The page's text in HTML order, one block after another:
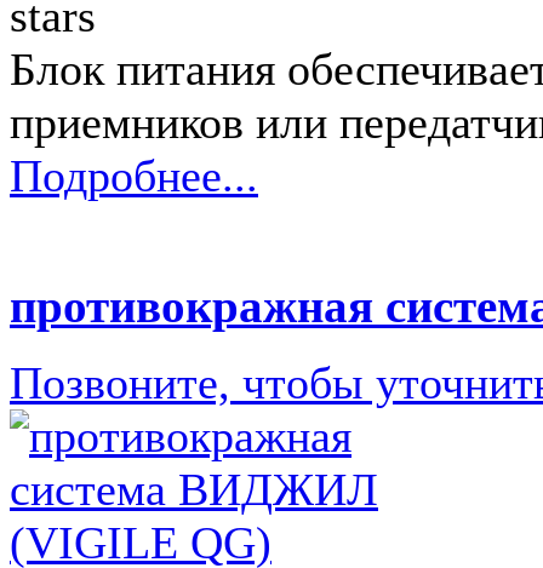
Блок питания
приемников или
Подробнее...
противокражная
Позвоните, чтобы